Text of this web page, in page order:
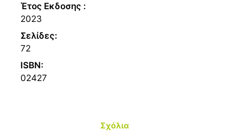
Έτος Εκδοσης :
2023
Σελίδες:
72
ISBN:
02427
Σχόλια